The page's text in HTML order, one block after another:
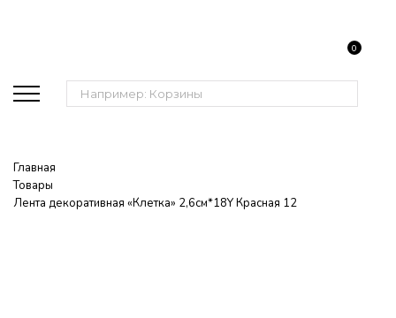
Поиск:
0
Главная
Товары
Лента декоративная «Клетка» 2,6см*18Y Красная 12